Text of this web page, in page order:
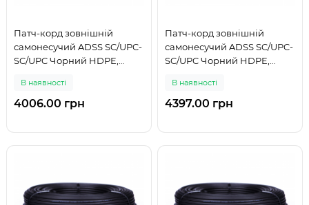
Патч-корд зовнішній
самонесучий ADSS SC/UPC-
SC/UPC Чорний HDPE,
Simplex, 4,4мм - 250 м
В наявності
4006.00 грн
Патч-корд зовнішній
самонесучий ADSS SC/UPC-
SC/UPC Чорний HDPE,
Simplex, 4,4мм - 275 м
В наявності
4397.00 грн